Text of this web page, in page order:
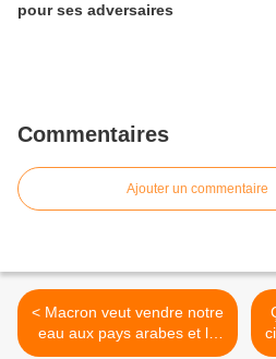
pour ses adversaires
Commentaires
Ajouter un commentaire
< Macron veut vendre notre
eau aux pays arabes et la
surtaxer pour les Français